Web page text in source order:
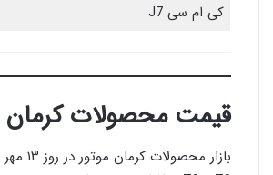
کی ام سی J7
قیمت محصولات کرمان